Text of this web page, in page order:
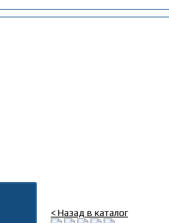
< Назад в каталог